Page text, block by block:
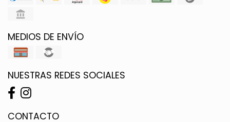
MEDIOS DE ENVÍO
NUESTRAS REDES SOCIALES
CONTACTO